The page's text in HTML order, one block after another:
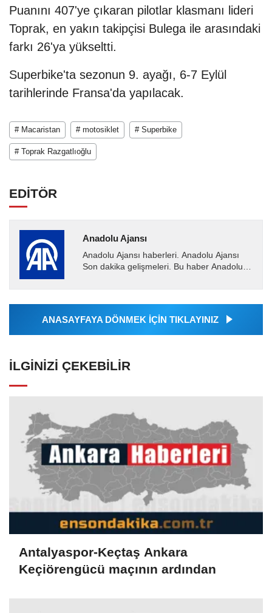
Puanını 407'ye çıkaran pilotlar klasmanı lideri
Toprak, en yakın takipçisi Bulega ile arasındaki
farkı 26'ya yükseltti.
Superbike'ta sezonun 9. ayağı, 6-7 Eylül
tarihlerinde Fransa'da yapılacak.
# Macaristan # motosiklet # Superbike
# Toprak Razgatlıoğlu
EDİTÖR
Anadolu Ajansı
Anadolu Ajansı haberleri. Anadolu Ajansı
Son dakika gelişmeleri. Bu haber Anadolu
Ajansı tarafından...
ANASAYFAYA DÖNMEK İÇİN TIKLAYINIZ
İLGINIZI ÇEKEBILIR
Antalyaspor-Keçtaş Ankara
Keçiörengücü maçının ardından